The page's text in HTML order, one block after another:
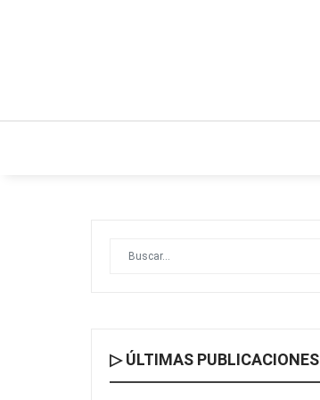
▷ ÚLTIMAS PUBLICACIONES